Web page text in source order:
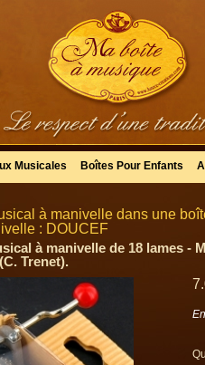
Musicales Boîtes Pour Enfants
à manivelle dans une
: DOUCEF
à manivelle de 18 lames -
Trenet).
7